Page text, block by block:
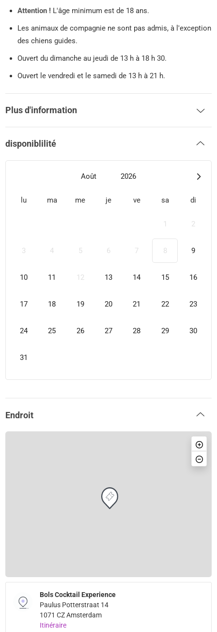
Attention ! L'âge minimum est de 18 ans.
Les animaux de compagnie ne sont pas admis, à l'exception
des chiens guides.
Ouvert du dimanche au jeudi de 13 h à 18 h 30.
Ouvert le vendredi et le samedi de 13 h à 21 h.
Plus d'information
disponiblilité
Août 2026
lu ma me je ve sa di
1 2
3 4 5 6 7 8 9
10 11 12 13 14 15 16
17 18 19 20 21 22 23
24 25 26 27 28 29 30
31
Endroit
Bols Cocktail Experience
Paulus Potterstraat 14
1071 CZ Amsterdam
Itinéraire